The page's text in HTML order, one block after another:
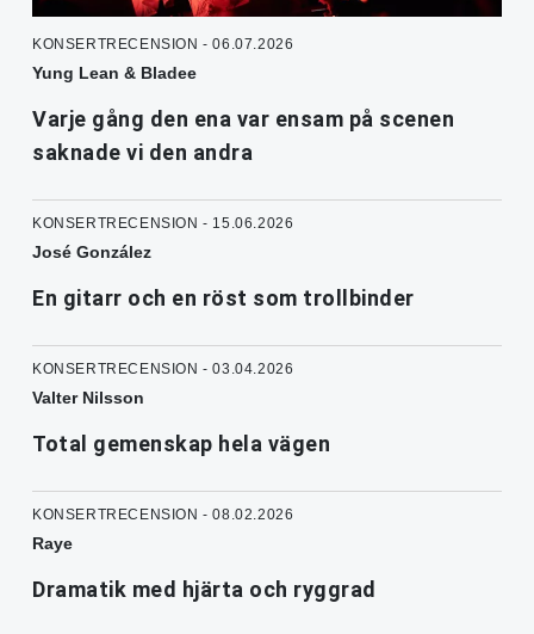
KONSERTRECENSION - 06.07.2026
Yung Lean & Bladee
Varje gång den ena var ensam på scenen
saknade vi den andra
KONSERTRECENSION - 15.06.2026
José González
En gitarr och en röst som trollbinder
KONSERTRECENSION - 03.04.2026
Valter Nilsson
Total gemenskap hela vägen
KONSERTRECENSION - 08.02.2026
Raye
Dramatik med hjärta och ryggrad